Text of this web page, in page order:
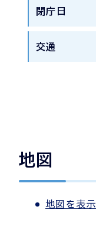
閉庁日
交通
地図
地図を表